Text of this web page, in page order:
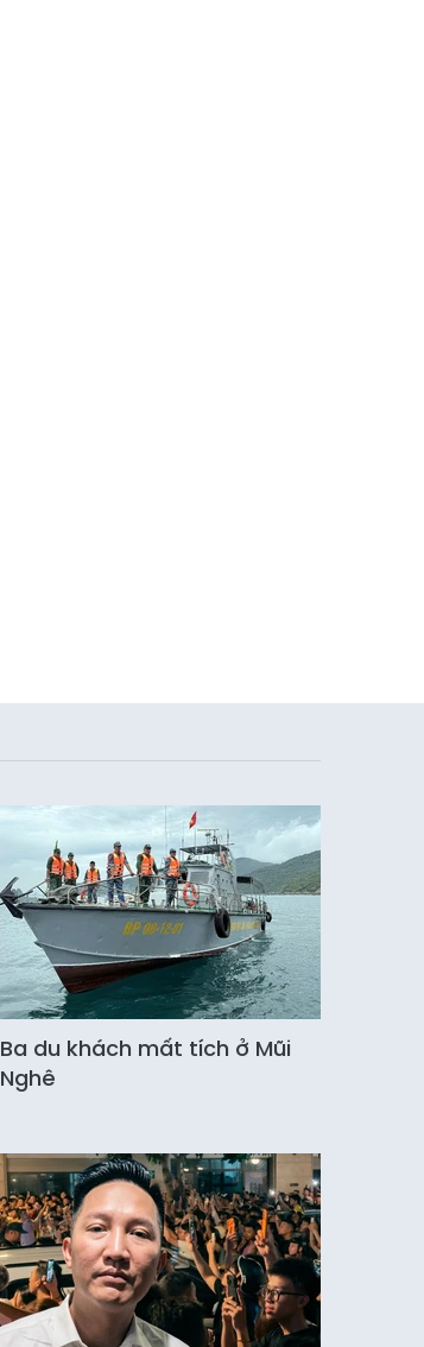
Ba du khách mất tích ở Mũi
Nghê